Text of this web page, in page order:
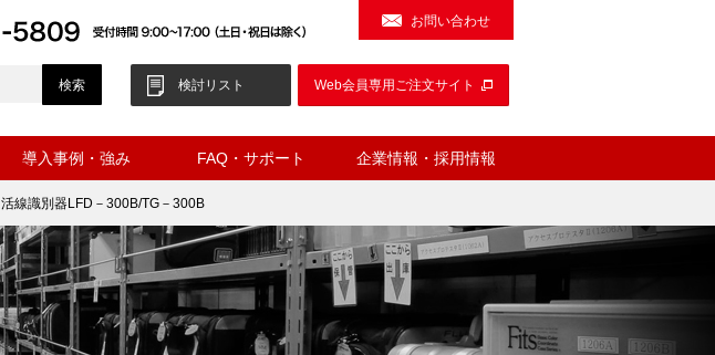
お問い合わせ
検討リスト Web会員専用ご注文サイト
導入事例・強み FAQ・サポート 企業情報・採用情報
活線識別器LFD－300B/TG－300B